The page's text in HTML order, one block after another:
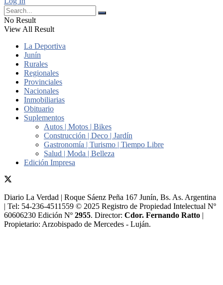
No Result
View All Result
La Deportiva
Junín
Rurales
Regionales
Provinciales
Nacionales
Inmobiliarias
Obituario
Suplementos
Autos | Motos | Bikes
Construcción | Deco | Jardín
Gastronomía | Turismo | Tiempo Libre
Salud | Moda | Belleza
Edición Impresa
Diario La Verdad | Roque Sáenz Peña 167 Junín, Bs. As. Argentina
| Tel: 54-236-4511559 © 2025 Registro de Propiedad Intelectual Nº
60606230 Edición Nº 2955. Director:​ Cdor. Fernando Ratto |
Propietario:​ Arzobispado de Mercedes - Luján.